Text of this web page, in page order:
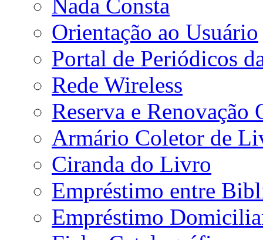
Nada Consta
Orientação ao Usuário
Portal de Periódicos
Rede Wireless
Reserva e Renovação
Armário Coletor de
Ciranda do Livro
Empréstimo entre
Empréstimo